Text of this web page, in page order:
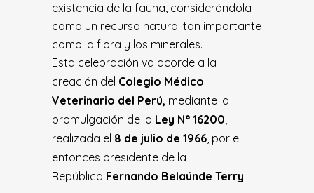
existencia de la fauna, considerándola
como un recurso natural tan importante
como la flora y los minerales.
Esta celebración va acorde a la
creación del Colegio Médico
Veterinario del Perú, mediante la
promulgación de la Ley N° 16200,
realizada el 8 de julio de 1966, por el
entonces presidente de la
República Fernando Belaúnde Terry.